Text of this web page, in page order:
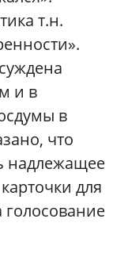
т.н.
и в
в
что
надлежащее
для
голосование